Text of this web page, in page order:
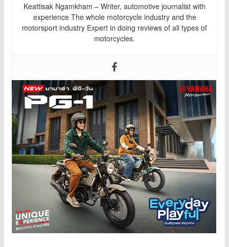
Keattisak Ngamkham – Writer, automotive journalist with
experience The whole motorcycle industry and the
motorsport industry Expert in doing reviews of all types of
motorcycles.